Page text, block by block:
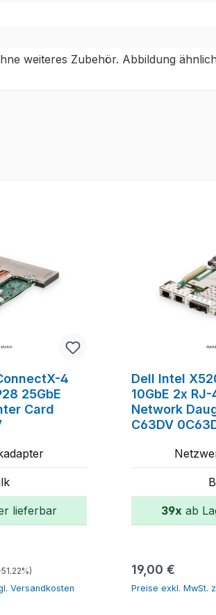
weiteres Zubehör. Abbildung
4
25GbE
Card
lieferbar
Preis:
Versandkosten
Dell Intel
10GbE 2x RJ-
Network
C63DV
39x ab
Regulärer Preis:
19,00 €
Preise exkl. MwSt.